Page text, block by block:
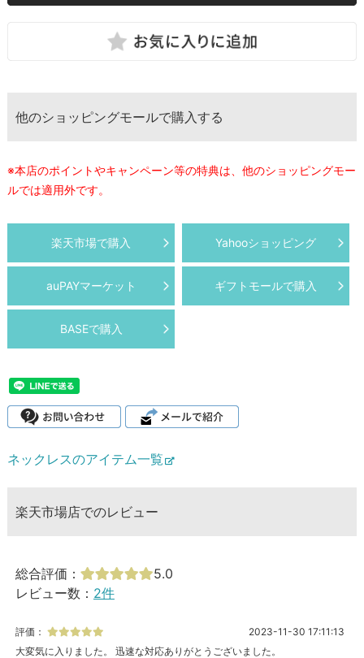
他のショッピングモールで購入する
※本店のポイントやキャンペーン等の特典は、他のショッピングモー
ルでは適用外です。
楽天市場で購入 Yahooショッピング
auPAYマーケット ギフトモールで購入
BASEで購入
ネックレスのアイテム一覧
楽天市場店でのレビュー
総合評価：
5.0
レビュー数： 2件
評価：
2023-11-30 17:11:13
大変気に入りました。 迅速な対応ありがとうございました。